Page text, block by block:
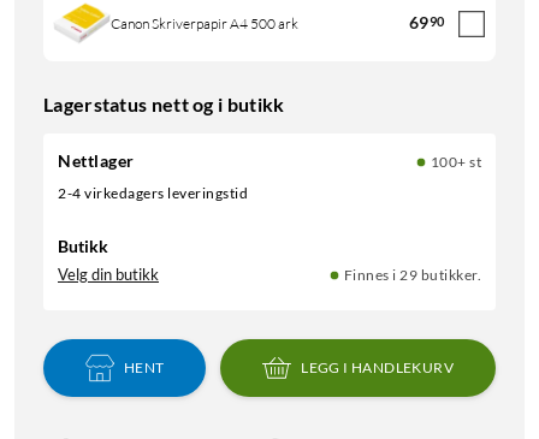
Canon Skriverpapir A4 500 ark 6990
Lagerstatus nett og i butikk
Nettlager
100+ st
2-4 virkedagers leveringstid
Butikk
Velg din butikk Finnes i 29 butikker.
HENT LEGG I HANDLEKURV